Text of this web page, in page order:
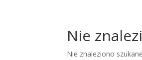
Nie
Nie znaleziono